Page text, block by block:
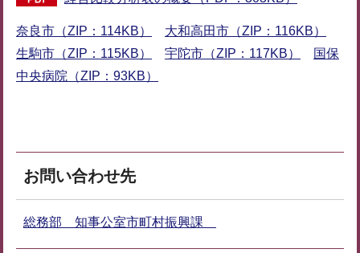
奈良市（ZIP：114KB）
大和高田市（ZIP：116KB）
生駒市（ZIP：115KB）
宇陀市（ZIP：117KB）
国保
中央病院（ZIP：93KB）
お問い合わせ先
総務部 知事公室市町村振興課